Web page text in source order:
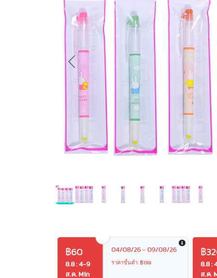
Previous
฿60
8.8 : 4-9
ส.ค. Min
04/08/26 - 09/08/26
ราคาขั้นต่ำ: ฿199
฿
8.8 :
ส.ค.